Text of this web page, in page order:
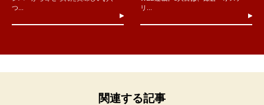
つ...
リ...
関連する記事